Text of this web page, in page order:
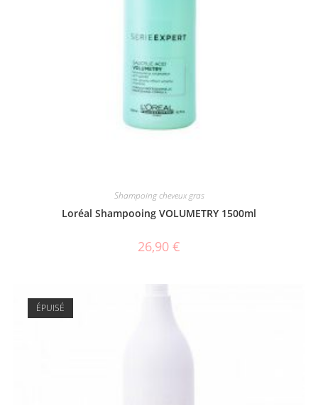
Shampoing cheveux gras
Loréal Shampooing VOLUMETRY 1500ml
26,90 €
ÉPUISÉ